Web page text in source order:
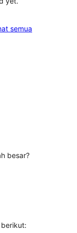
semua
besar?